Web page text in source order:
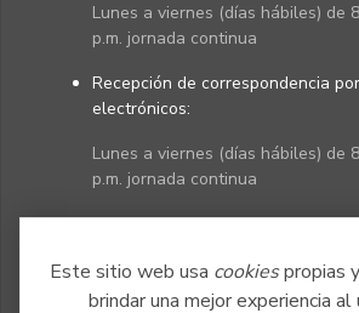
Este sitio web usa cookiespropias
brindar una mejor experiencia al
Lunes a viernes (días hábiles) de
p.m. jornada continua
Recepción de correspondencia
electrónicos:
Lunes a viernes (días hábiles) de
p.m. jornada continua